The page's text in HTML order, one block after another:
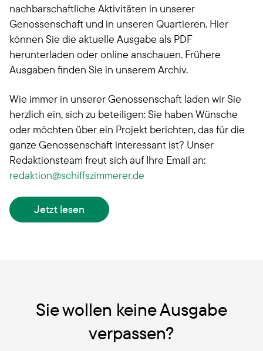
nachbarschaftliche Aktivitäten in unserer
Genossenschaft und in unseren Quartieren. Hier
können Sie die aktuelle Ausgabe als PDF
herunterladen oder online anschauen. Frühere
Ausgaben finden Sie in unserem Archiv.
Wie immer in unserer Genossenschaft laden wir Sie
herzlich ein, sich zu beteiligen: Sie haben Wünsche
oder möchten über ein Projekt berichten, das für die
ganze Genossenschaft interessant ist? Unser
Redaktionsteam freut sich auf Ihre Email an:
redaktion
schiffszimmerer.de
Jetzt lesen
Sie wollen keine Ausgabe
verpassen?